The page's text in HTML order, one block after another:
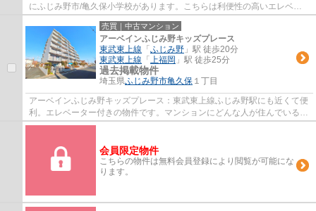
にふじみ野市/亀久保小学校があります。こちらは利便性の高いエレベー
ター付きの物件です。外観タイル張りなら、...
売買｜中古マンション
アーベインふじみ野キッズプレース
東武東上線 「 ふじみ野 」駅 徒歩20分
東武東上線 「 上福岡 」駅 徒歩25分
過去掲載物件
埼玉県ふじみ野市亀久保 １丁目
アーベインふじみ野キッズプレース：東武東上線ふじみ野駅にも近くて便
利。エレベーター付きの物件です。マンションにどんな人が住んでいるの
かも中古マンションなら事前に知れます。...
会員限定物件
こちらの物件は無料会員登録により閲覧が可能にな
ります。